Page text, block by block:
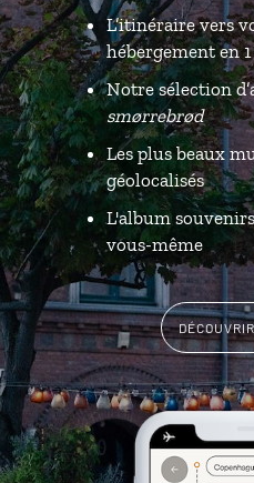
L’itinéraire vers
hébergement en
Notre sélection
smørrebrød
Les plus beaux
géolocalisés
L'album
vous-même